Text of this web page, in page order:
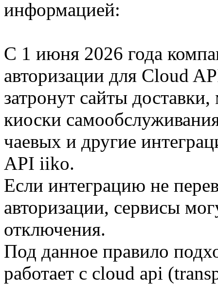
информацией:
С 1 июня 2026 года
авторизации для Cloud
затронут сайты
киоски
чаевых и другие
API iiko.
Если интеграцию не
авторизации, сервисы
отключения.
Под данное правило
работает с cloud api